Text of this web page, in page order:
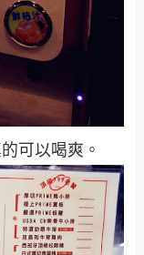
可以喝爽。